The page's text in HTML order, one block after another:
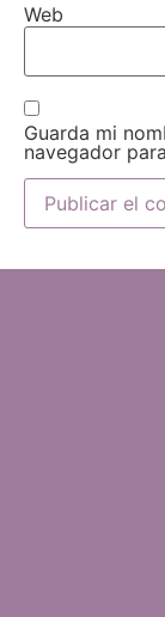
Web
Guarda mi
navegador